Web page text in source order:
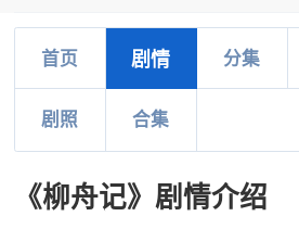
首页 剧情 分集
剧照 合集
《柳舟记》剧情介绍